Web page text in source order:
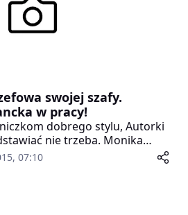
swojej szafy.
w pracy!
dobrego stylu, Autorki
nie trzeba. Monika
personal shopperka, znana
stylistka, to wyjątkowa
07:10